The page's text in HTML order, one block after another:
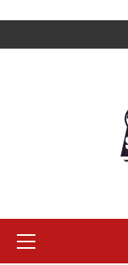
au
principal